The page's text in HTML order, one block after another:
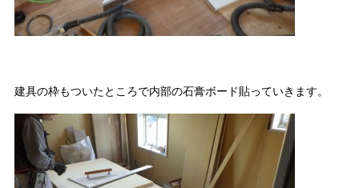
建具の枠もついたところで内部の石膏ボード貼っていきます。